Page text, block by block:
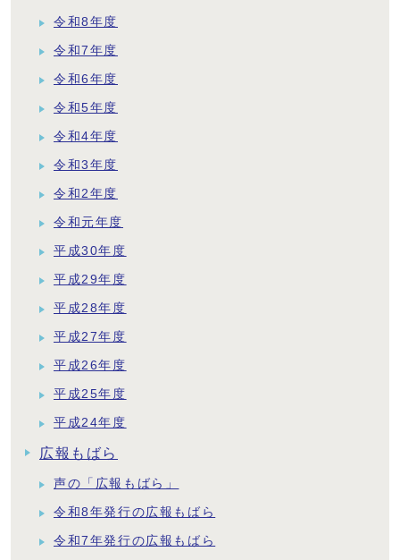
令和8年度
令和7年度
令和6年度
令和5年度
令和4年度
令和3年度
令和2年度
令和元年度
平成30年度
平成29年度
平成28年度
平成27年度
平成26年度
平成25年度
平成24年度
広報もばら
声の「広報もばら」
令和8年発行の広報もばら
令和7年発行の広報もばら